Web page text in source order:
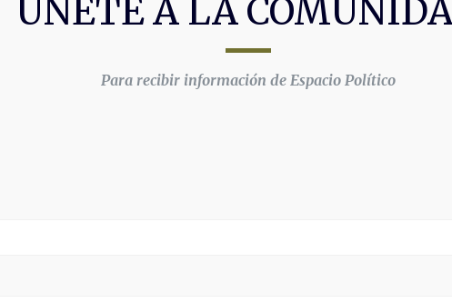
ÚNETE A LA
Para recibir información de Espacio Político